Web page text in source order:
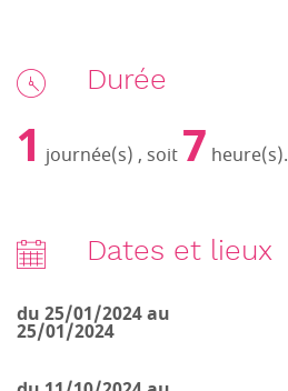
Durée
1 journée(s) , soit 7 heure(s).
Dates et lieux
du 25/01/2024 au
25/01/2024